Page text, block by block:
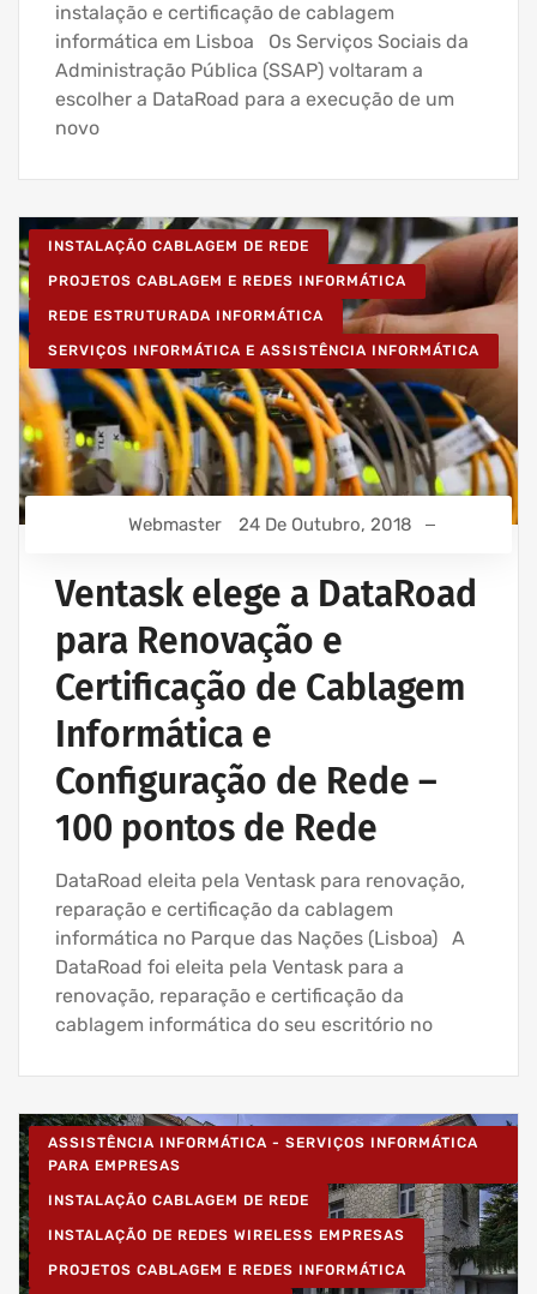
instalação e certificação de cablagem
informática em Lisboa Os Serviços Sociais da
Administração Pública (SSAP) voltaram a
escolher a DataRoad para a execução de um
novo
INSTALAÇÃO CABLAGEM DE REDE
PROJETOS CABLAGEM E REDES INFORMÁTICA
REDE ESTRUTURADA INFORMÁTICA
SERVIÇOS INFORMÁTICA E ASSISTÊNCIA INFORMÁTICA
Webmaster 24 De Outubro, 2018
Ventask elege a DataRoad
para Renovação e
Certificação de Cablagem
Informática e
Configuração de Rede –
100 pontos de Rede
DataRoad eleita pela Ventask para renovação,
reparação e certificação da cablagem
informática no Parque das Nações (Lisboa) A
DataRoad foi eleita pela Ventask para a
renovação, reparação e certificação da
cablagem informática do seu escritório no
ASSISTÊNCIA INFORMÁTICA - SERVIÇOS INFORMÁTICA
PARA EMPRESAS
INSTALAÇÃO CABLAGEM DE REDE
INSTALAÇÃO DE REDES WIRELESS EMPRESAS
PROJETOS CABLAGEM E REDES INFORMÁTICA